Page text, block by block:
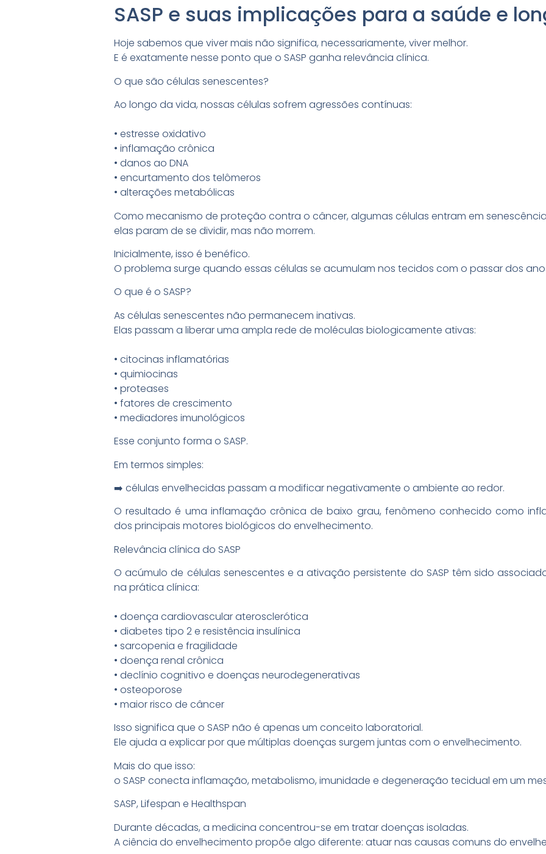
SASP e suas implicações para a saúde e
Hoje sabemos que viver mais não significa, necessariamente, viver melhor.
E é exatamente nesse ponto que o SASP ganha relevância clínica.
O que são células senescentes?
Ao longo da vida, nossas células sofrem agressões contínuas:
• estresse oxidativo
• inflamação crônica
• danos ao DNA
• encurtamento dos telômeros
• alterações metabólicas
Como mecanismo de proteção contra o câncer, algumas células entram em
elas param de se dividir, mas não morrem.
Inicialmente, isso é benéfico.
O problema surge quando essas células se acumulam nos tecidos com o passar dos
O que é o SASP?
As células senescentes não permanecem inativas.
Elas passam a liberar uma ampla rede de moléculas biologicamente ativas:
• citocinas inflamatórias
• quimiocinas
• proteases
• fatores de crescimento
• mediadores imunológicos
Esse conjunto forma o SASP.
Em termos simples:
➡️ células envelhecidas passam a modificar negativamente o ambiente ao redor.
O resultado é uma inflamação crônica de baixo grau, fenômeno conhecido como
dos principais motores biológicos do envelhecimento.
Relevância clínica do SASP
O acúmulo de células senescentes e a ativação persistente do SASP têm sido
na prática clínica:
• doença cardiovascular aterosclerótica
• diabetes tipo 2 e resistência insulínica
• sarcopenia e fragilidade
• doença renal crônica
• declínio cognitivo e doenças neurodegenerativas
• osteoporose
• maior risco de câncer
Isso significa que o SASP não é apenas um conceito laboratorial.
Ele ajuda a explicar por que múltiplas doenças surgem juntas com o envelhecimento.
Mais do que isso:
o SASP conecta inflamação, metabolismo, imunidade e degeneração tecidual em um
SASP, Lifespan e Healthspan
Durante décadas, a medicina concentrou-se em tratar doenças isoladas.
A ciência do envelhecimento propõe algo diferente: atuar nas causas comuns do